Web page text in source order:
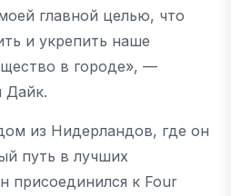
главной целью, что
и укрепить наше
в городе», —
Дайк.
из Нидерландов, где он
путь в лучших
присоединился к Four